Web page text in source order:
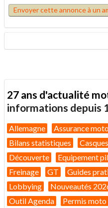
Envoyer cette annonce à un
27 ans d'actualité
informations depuis
Allemagne Assurance
Bilans statistiques
Casques
Découverte
Equipement
Freinage
GT Guides
Lobbying
Nouveautés
Outil Agenda
Permis moto